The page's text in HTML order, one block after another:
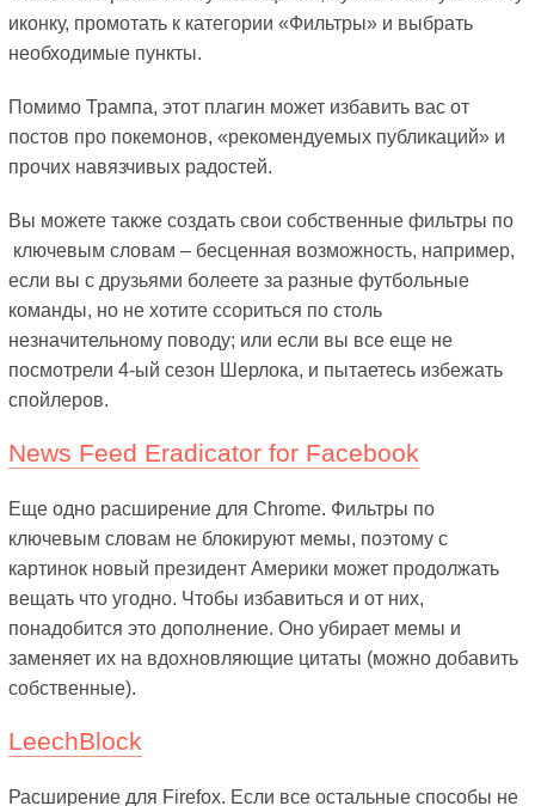
иконку, промотать к категории «Фильтры» и выбрать
необходимые пункты.
Помимо Трампа, этот плагин может избавить вас от
постов про покемонов, «рекомендуемых публикаций» и
прочих навязчивых радостей.
Вы можете также создать свои собственные фильтры по
ключевым словам – бесценная возможность, например,
если вы с друзьями болеете за разные футбольные
команды, но не хотите ссориться по столь
незначительному поводу; или если вы все еще не
посмотрели 4-ый сезон Шерлока, и пытаетесь избежать
спойлеров.
News Feed Eradicator for Facebook
Еще одно расширение для Chrome. Фильтры по
ключевым словам не блокируют мемы, поэтому с
картинок новый президент Америки может продолжать
вещать что угодно. Чтобы избавиться и от них,
понадобится это дополнение. Оно убирает мемы и
заменяет их на вдохновляющие цитаты (можно добавить
собственные).
LeechBlock
Расширение для Firefox. Если все остальные способы не